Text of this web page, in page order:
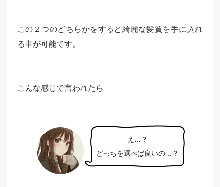
この２つのどちらかをすると綺麗な髪質を手に入れ
る事が可能です。
こんな感じで言われたら
え…？
どっちを選べば良いの…？